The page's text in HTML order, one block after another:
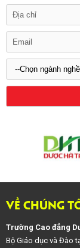
VỀ CHÚNG
Trường Cao đẳng
Bộ Giáo dục và Đào